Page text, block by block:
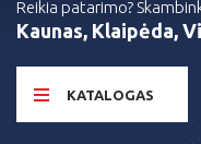
Reikia patarimo?
Kaunas, Klaipėda,
KATALOGAS